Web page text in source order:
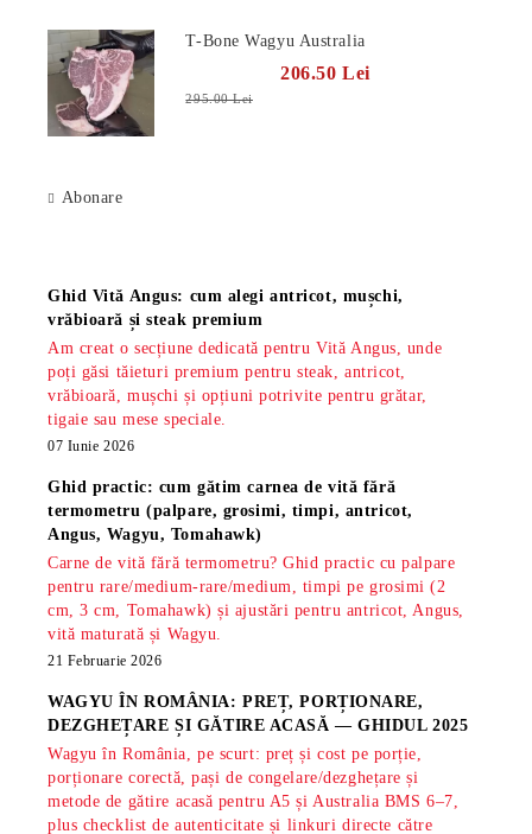
T-Bone Wagyu Australia
206.50 Lei
295.00 Lei
Abonare
Ghid Vită Angus: cum alegi antricot, mușchi,
vrăbioară și steak premium
Am creat o secțiune dedicată pentru Vită Angus, unde
poți găsi tăieturi premium pentru steak, antricot,
vrăbioară, mușchi și opțiuni potrivite pentru grătar,
tigaie sau mese speciale.
07 Iunie 2026
Ghid practic: cum gătim carnea de vită fără
termometru (palpare, grosimi, timpi, antricot,
Angus, Wagyu, Tomahawk)
Carne de vită fără termometru? Ghid practic cu palpare
pentru rare/medium-rare/medium, timpi pe grosimi (2
cm, 3 cm, Tomahawk) și ajustări pentru antricot, Angus,
vită maturată și Wagyu.
21 Februarie 2026
WAGYU ÎN ROMÂNIA: PREȚ, PORȚIONARE,
DEZGHEȚARE ȘI GĂTIRE ACASĂ — GHIDUL 2025
Wagyu în România, pe scurt: preț și cost pe porție,
porționare corectă, pași de congelare/dezghețare și
metode de gătire acasă pentru A5 și Australia BMS 6–7,
plus checklist de autenticitate și linkuri directe către